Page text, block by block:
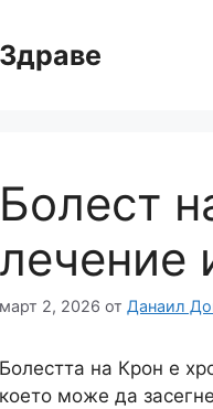
Здраве
Болест
лечение
март 2, 2026 от Данаил
Болестта на Крон е
което може да